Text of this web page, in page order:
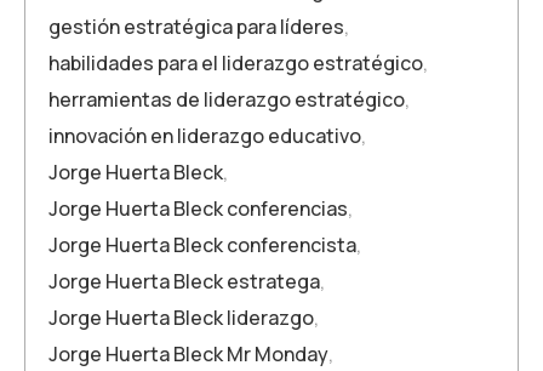
gestión estratégica para líderes,
habilidades para el liderazgo estratégico,
herramientas de liderazgo estratégico,
innovación en liderazgo educativo,
Jorge Huerta Bleck,
Jorge Huerta Bleck conferencias,
Jorge Huerta Bleck conferencista,
Jorge Huerta Bleck estratega,
Jorge Huerta Bleck liderazgo,
Jorge Huerta Bleck Mr Monday,